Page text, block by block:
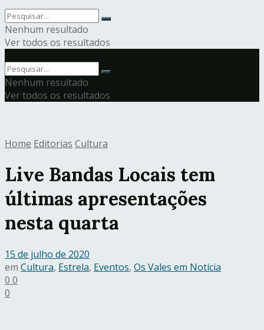
Nenhum resultado
Ver todos os resultados
Nenhum resultado
Ver todos os resultados
Home Editorias Cultura
Live Bandas Locais tem
últimas apresentações
nesta quarta
15 de julho de 2020
em Cultura, Estrela, Eventos, Os Vales em Notícia
0 0
0